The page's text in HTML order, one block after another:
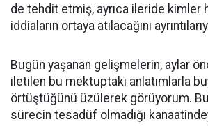
de tehdit etmiş, ayrıca ileride kimler
iddiaların ortaya atılacağını
Bugün yaşanan gelişmelerin, aylar
iletilen bu mektuptaki anlatımlarla
örtüştüğünü üzülerek görüyorum.
sürecin tesadüf olmadığı